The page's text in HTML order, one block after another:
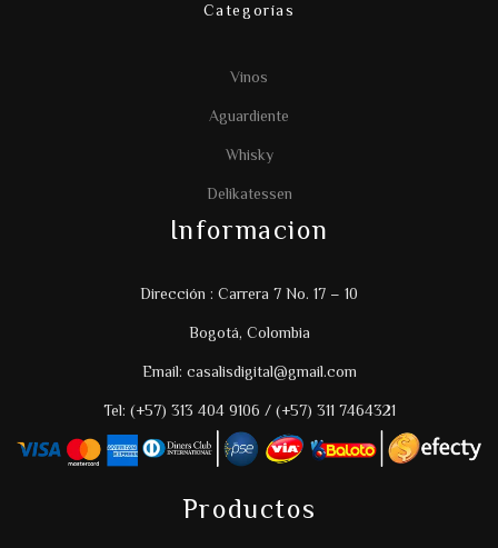
Categorías
Vinos
Aguardiente
Whisky
Delikatessen
Informacion
Dirección : Carrera 7 No. 17 – 10
Bogotá, Colombia
Email: casalisdigital@gmail.com
Tel: (+57) 313 404 9106 / (+57) 311 7464321
Productos